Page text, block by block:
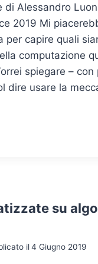
di Alessandro
2019 Mi
per capire quali
computazione
spiegare – con
dire usare la
su
il4 Giugno 2019